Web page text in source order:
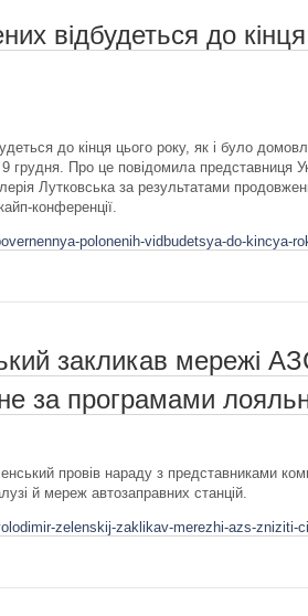
відбудеться до
до кінця цього року, як і було
грудня. Про це повідомила представниця
Лутковська за результатами
конференції.
polonenih-vidbudetsya-do-kincya-
закликав мережі
за програмами
провів нараду з представниками
й мереж автозаправних станцій.
zelenskij-zaklikav-merezhi-azs-zniziti-